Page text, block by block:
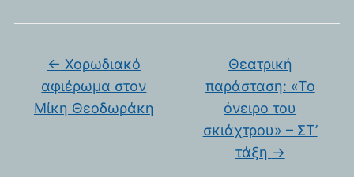
← Χορωδιακό
αφιέρωμα στον
Μίκη Θεοδωράκη
Θεατρική
παράσταση: «Το
όνειρο του
σκιάχτρου» – ΣΤ’
τάξη →